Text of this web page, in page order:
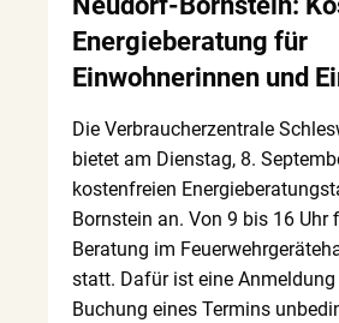
Energieberatung für
Einwohnerinnen und
Die Verbraucherzentrale
bietet am Dienstag, 8.
kostenfreien
Bornstein an. Von 9 bis 16 Uhr
Beratung im
statt. Dafür ist eine Anmeldung
Buchung eines Termins